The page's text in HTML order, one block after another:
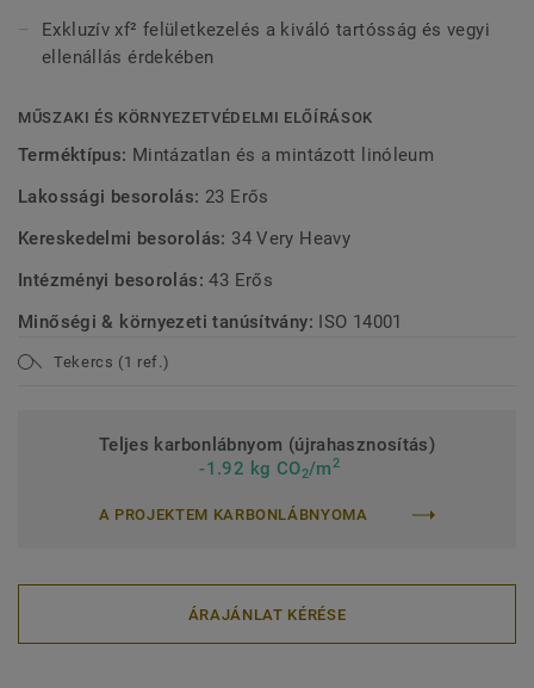
Exkluzív xf² felületkezelés a kiváló tartósság és vegyi
ellenállás érdekében
MŰSZAKI ÉS KÖRNYEZETVÉDELMI ELŐÍRÁSOK
Terméktípus: Mintázatlan és a mintázott linóleum
Lakossági besorolás: 23 Erős
Kereskedelmi besorolás: 34 Very Heavy
Intézményi besorolás:43 Erős
Minőségi & környezeti tanúsítvány: ISO 14001
Tekercs (1 ref.)
Teljes karbonlábnyom (újrahasznosítás)
-1.92 kg CO2/m2
A PROJEKTEM KARBONLÁBNYOMA
ÁRAJÁNLAT KÉRÉSE